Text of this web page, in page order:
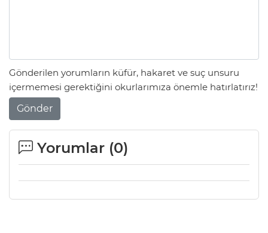
Gönderilen yorumların küfür, hakaret ve suç unsuru
içermemesi gerektiğini okurlarımıza önemle hatırlatırız!
Gönder
Yorumlar (0)